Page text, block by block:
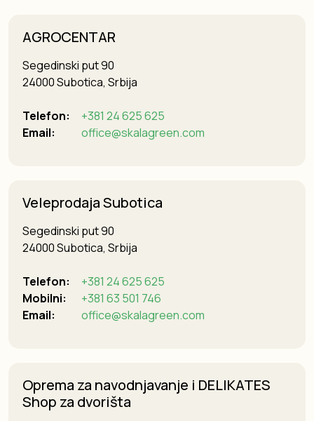
AGROCENTAR
Segedinski put 90
24000 Subotica, Srbija
Telefon:
+381 24 625 625
Email:
office@skalagreen.com
Veleprodaja Subotica
Segedinski put 90
24000 Subotica, Srbija
Telefon:
+381 24 625 625
Mobilni:
+381 63 501 746
Email:
office@skalagreen.com
Oprema za navodnjavanje i DELIKATES
Shop za dvorišta